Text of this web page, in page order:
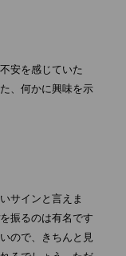
安を感じていた
、何かに興味を示
サインと言えま
振るのは有名です
ので、きちんと見